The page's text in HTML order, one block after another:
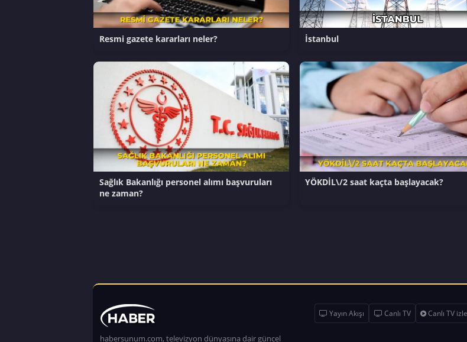
Resmi gazete kararları neler? İstanbul
Sağlık Bakanlığı personel alımı başvuruları
ne zaman?
YÖKDİL\/2 saat kaçta başlayacak?
habersunum.com, televizyon dünyasına dair güncel
Yayın Akışı Canlı TV Canlı TV izle